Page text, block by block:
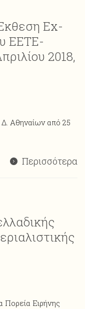
Ex-
ΕΕΤΕ-
2018,
Δ. Αθηναίων από 25
Περισσότερα
Ειρήνης